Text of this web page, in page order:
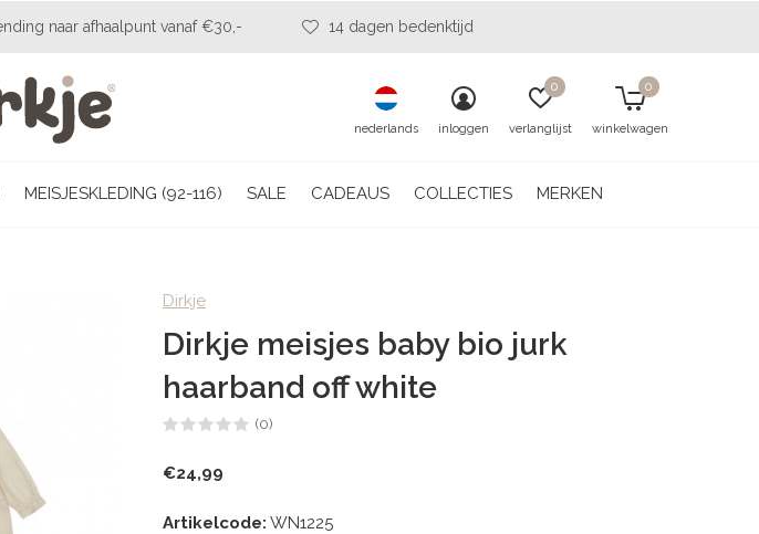
MEISJESKLEDING (92-116) SALE CADEAUS COLLECTIES MERKEN
nederlands inloggen verlanglijst
0
winkelwagen
0
naar afhaalpunt vanaf €30,- 14 dagen bedenktijd
Dirkje
Dirkje meisjes baby bio jurk
haarband off white
(0)
€24,99
Artikelcode: WN1225